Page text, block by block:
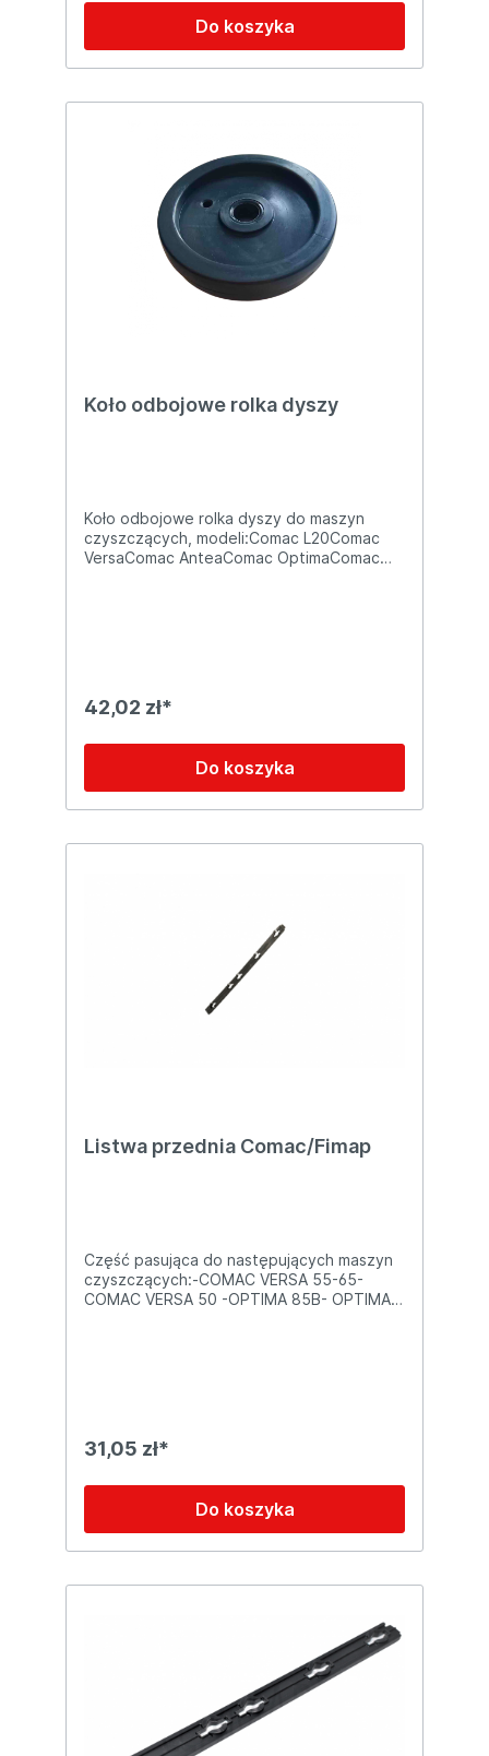
Do koszyka
Koło odbojowe rolka dyszy
Koło odbojowe rolka dyszy do maszyn
czyszczących, modeli:Comac L20Comac
VersaComac AnteaComac OptimaComac
42,02 zł*
Do koszyka
Listwa przednia Comac/Fimap
Część pasująca do następujących maszyn
czyszczących:-COMAC VERSA 55-65-
COMAC VERSA 50 -OPTIMA 85B- OPTIMA
31,05 zł*
Do koszyka